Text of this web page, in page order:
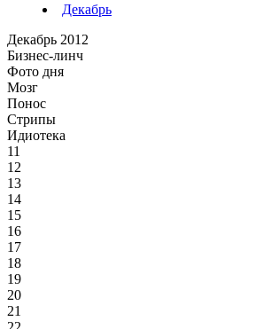
Декабрь
Декабрь 2012
Бизнес-линч
Фото дня
Мозг
Понос
Стрипы
Идиотека
11
12
13
14
15
16
17
18
19
20
21